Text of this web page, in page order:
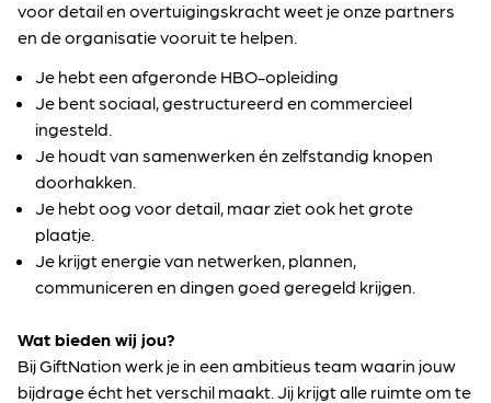
voor detail en overtuigingskracht weet je onze partners
en de organisatie vooruit te helpen.
Je hebt een afgeronde HBO-opleiding
Je bent sociaal, gestructureerd en commercieel
ingesteld.
Je houdt van samenwerken én zelfstandig knopen
doorhakken.
Je hebt oog voor detail, maar ziet ook het grote
plaatje.
Je krijgt energie van netwerken, plannen,
communiceren en dingen goed geregeld krijgen.
Wat bieden wij jou?
Bij GiftNation werk je in een ambitieus team waarin jouw
bijdrage écht het verschil maakt. Jij krijgt alle ruimte om te